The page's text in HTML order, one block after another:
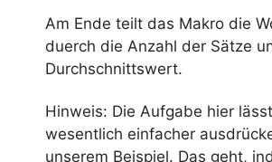
Am Ende teilt das Makro die
duerch die Anzahl der Sätze
Durchschnittswert.
Hinweis: Die Aufgabe hier
wesentlich einfacher
unserem Beispiel. Das geht,